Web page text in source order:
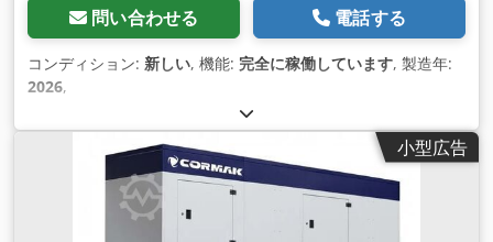
問い合わせる 電話する
コンディション: 新しい, 機能: 完全に稼働しています, 製造年:
2026,
小型広告